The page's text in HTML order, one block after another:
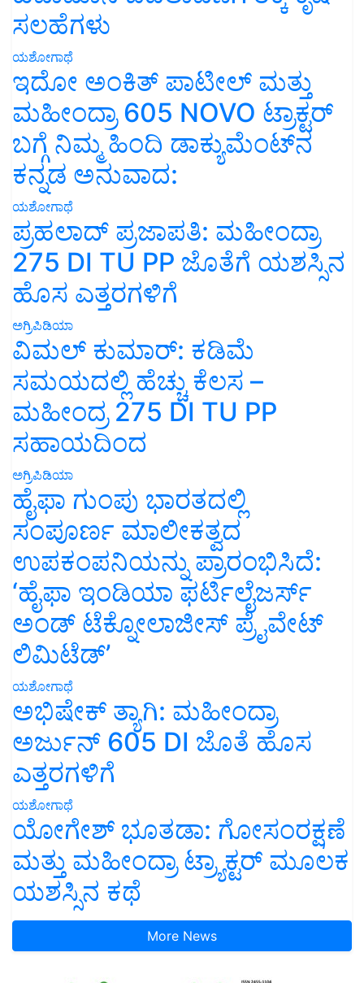
ಸಲಹೆಗಳು
ಯಶೋಗಾಥೆ
ಇದೋ ಅಂಕಿತ್ ಪಾಟೀಲ್ ಮತ್ತು
ಮಹೀಂದ್ರಾ 605 NOVO ಟ್ರಾಕ್ಟರ್
ಬಗ್ಗೆ ನಿಮ್ಮ ಹಿಂದಿ ಡಾಕ್ಯುಮೆಂಟ್‌ನ
ಕನ್ನಡ ಅನುವಾದ:
ಯಶೋಗಾಥೆ
ಪ್ರಹಲಾದ್ ಪ್ರಜಾಪತಿ: ಮಹೀಂದ್ರಾ
275 DI TU PP ಜೊತೆಗೆ ಯಶಸ್ಸಿನ
ಹೊಸ ಎತ್ತರಗಳಿಗೆ
ಅಗ್ರಿಪಿಡಿಯಾ
ವಿಮಲ್ ಕುಮಾರ್: ಕಡಿಮೆ
ಸಮಯದಲ್ಲಿ ಹೆಚ್ಚು ಕೆಲಸ –
ಮಹೀಂದ್ರ 275 DI TU PP
ಸಹಾಯದಿಂದ
ಅಗ್ರಿಪಿಡಿಯಾ
ಹೈಫಾ ಗುಂಪು ಭಾರತದಲ್ಲಿ
ಸಂಪೂರ್ಣ ಮಾಲೀಕತ್ವದ
ಉಪಕಂಪನಿಯನ್ನು ಪ್ರಾರಂಭಿಸಿದೆ:
‘ಹೈಫಾ ಇಂಡಿಯಾ ಫರ್ಟಿಲೈಜರ್ಸ್
ಅಂಡ್ ಟೆಕ್ನೋಲಾಜೀಸ್ ಪ್ರೈವೇಟ್
ಲಿಮಿಟೆಡ್’
ಯಶೋಗಾಥೆ
ಅಭಿಷೇಕ್ ತ್ಯಾಗಿ: ಮಹೀಂದ್ರಾ
ಅರ್ಜುನ್ 605 DI ಜೊತೆ ಹೊಸ
ಎತ್ತರಗಳಿಗೆ
ಯಶೋಗಾಥೆ
ಯೋಗೇಶ್ ಭೂತಡಾ: ಗೋಸಂರಕ್ಷಣೆ
ಮತ್ತು ಮಹೀಂದ್ರಾ ಟ್ರ್ಯಾಕ್ಟರ್ ಮೂಲಕ
ಯಶಸ್ಸಿನ ಕಥೆ
More News